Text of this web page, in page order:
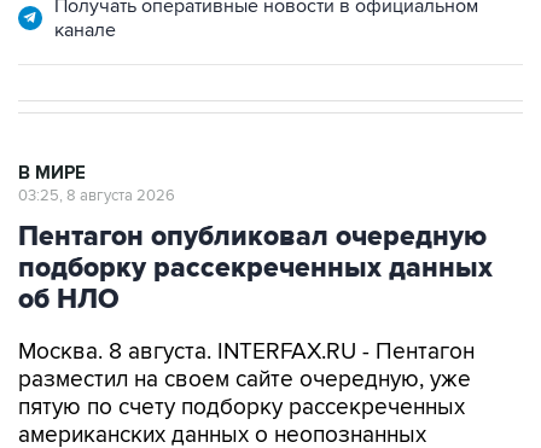
Пентагон опубликовал очередную
подборку рассекреченных данных
об НЛО
Москва. 8 августа. INTERFAX.RU - Пентагон
пятую по счету подборку рассекреченных
американских данных о неопознанных
аномальных явлениях (UAP).